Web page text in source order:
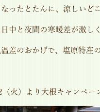
ったとたんに、涼しいど
中と夜間の寒暖差が激し
差のおかげで、塩原特産
火）より大根キャンペー